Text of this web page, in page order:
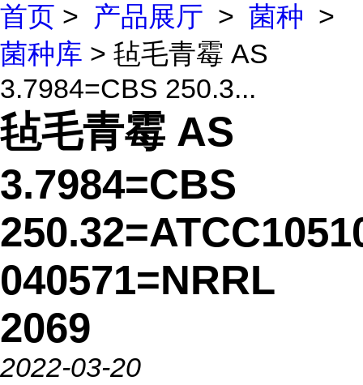
首页 > 产品展厅 > 菌种 >
菌种库 > 毡毛青霉 AS
3.7984=CBS 250.3...
毡毛青霉 AS
3.7984=CBS
040571=NRRL
2069
2022-03-20